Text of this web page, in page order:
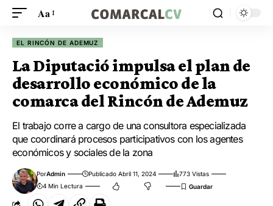
Aa
EL RINCÓN DE ADEMUZ
La Diputació impulsa el plan de
desarrollo económico de la
comarca del Rincón de Ademuz
El trabajo corre a cargo de una consultora especializada
que coordinará procesos participativos con los agentes
económicos y sociales de la zona
PorAdmin Publicado Abril 11, 2024
773 Vistas
4 Min Lectura